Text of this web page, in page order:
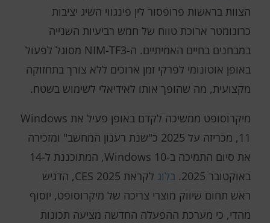
הצוות בראשות פרופסור לין פינגווי השיג יציבות
כרונומטר ארוכת טווח של חמש רביעיות השנייה
במבחנים בחיים האמיתיים. ה-NIM-TF3 מסוגל לפעול
באופן אוטונומי לפרקי זמן ארוכים ללא צורך בתחזוקה
מקצועית, מה שהופך אותו לאידיאלי לשימוש בשטח.
מיקרוסופט ממשיכה לקדם באופן פעיל את Windows
11, מכריזה על 2025 כ"שנת רענון המחשב" ומזכירה
את סיום התמיכה ב-Windows 10, המתוכננת ל-14
באוקטובר 2025.
בלוג
לקראת CES 2025, הדגיש
ראש תחום שיווק מוצרי צריכה של מיקרוסופט, יוסוף
מהדי, כי מערכת ההפעלה החדשה מציעה תכונות